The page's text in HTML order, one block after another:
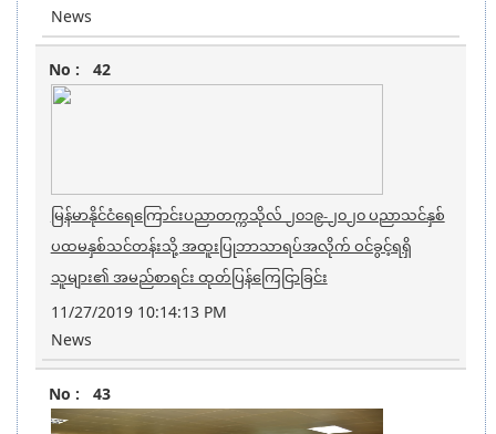
News
42
မြန်မာနိုင်ငံရေကြောင်းပညာတက္ကသိုလ် ၂၀၁၉-၂၀၂၀ ပညာသင်နှစ်
ပထမနှစ်သင်တန်းသို့ အထူးပြုဘာသာရပ်အလိုက် ဝင်ခွင့်ရရှိ
သူများ၏ အမည်စာရင်း ထုတ်ပြန်ကြေငြာခြင်း
11/27/2019 10:14:13 PM
News
43